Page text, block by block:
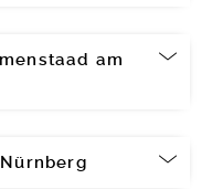
am